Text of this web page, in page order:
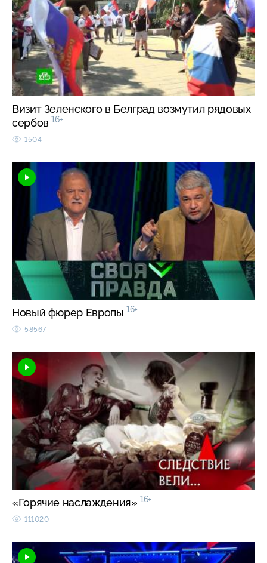
Визит Зеленского в Белград возмутил рядовых
сербов 16+
1504
Новый фюрер Европы 16+
58567
«Горячие наслаждения» 16+
111020